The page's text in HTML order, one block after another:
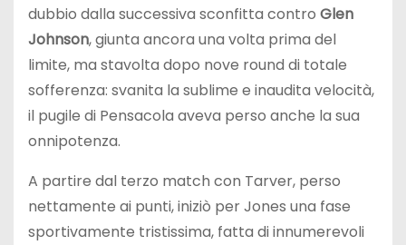
dubbio dalla successiva sconfitta contro Glen
Johnson, giunta ancora una volta prima del
limite, ma stavolta dopo nove round di totale
sofferenza: svanita la sublime e inaudita velocità,
il pugile di Pensacola aveva perso anche la sua
onnipotenza.
A partire dal terzo match con Tarver, perso
nettamente ai punti, iniziò per Jones una fase
sportivamente tristissima, fatta di innumerevoli